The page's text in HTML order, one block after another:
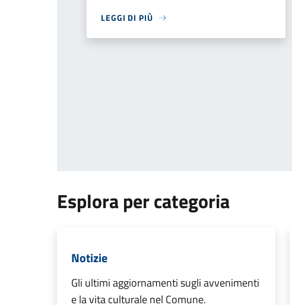
LEGGI DI PIÙ
Esplora per categoria
Notizie
Gli ultimi aggiornamenti sugli avvenimenti
e la vita culturale nel Comune.